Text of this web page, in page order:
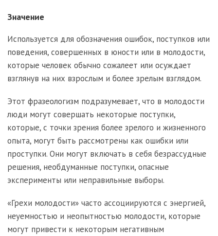
Значение
Используется для обозначения ошибок, поступков или
поведения, совершенных в юности или в молодости,
которые человек обычно сожалеет или осуждает
взглянув на них взрослым и более зрелым взглядом.
Этот фразеологизм подразумевает, что в молодости
люди могут совершать некоторые поступки,
которые, с точки зрения более зрелого и жизненного
опыта, могут быть рассмотрены как ошибки или
проступки. Они могут включать в себя безрассудные
решения, необдуманные поступки, опасные
эксперименты или неправильные выборы.
«Грехи молодости» часто ассоциируются с энергией,
неуемностью и неопытностью молодости, которые
могут привести к некоторым негативным